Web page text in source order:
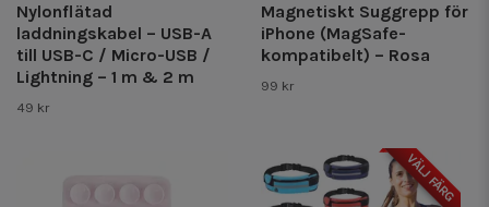
Nylonflätad
laddningskabel – USB-A
till USB-C / Micro-USB /
Lightning – 1 m & 2 m
49 kr
Magnetiskt Suggrepp för
iPhone (MagSafe-
kompatibelt) – Rosa
99 kr
VÄLJ FÄRG